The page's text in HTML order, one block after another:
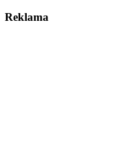
Reklama